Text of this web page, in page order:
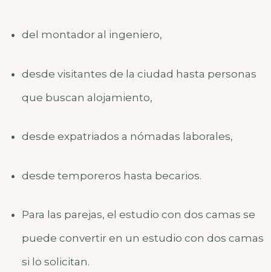
del montador al ingeniero,
desde visitantes de la ciudad hasta personas
que buscan alojamiento,
desde expatriados a nómadas laborales,
desde temporeros hasta becarios.
Para las parejas, el estudio con dos camas se
puede convertir en un estudio con dos camas
si lo solicitan.